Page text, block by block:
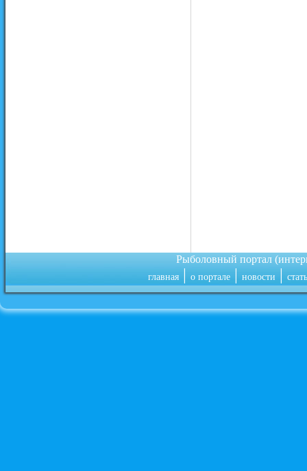
Рыболовный портал
главная|о портале|новости|